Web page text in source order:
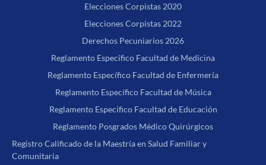
Elecciones Corpistas 2020
Elecciones Corpistas 2022
Derechos Pecuniarios 2026
Reglamento Específico Facultad de Medicina
Reglamento Específico Facultad de Enfermería
Reglamento Específico Facultad de Música
Reglamento Específico Facultad de Educación
Reglamento Posgrados Médico Quirúrgicos
Registro Calificado de la Maestría en Salud Familiar y
Comunitaria